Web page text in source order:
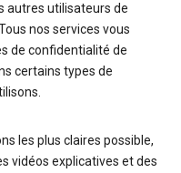
autres utilisateurs de
nos services vous
de confidentialité de
certains types de
les plus claires possible,
vidéos explicatives et des